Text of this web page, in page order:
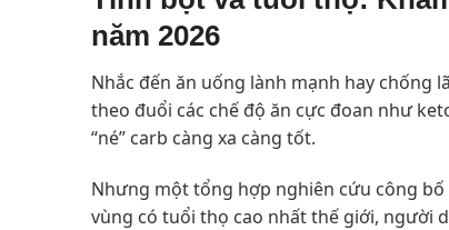
năm 2026
Nhắc đến ăn uống lành mạnh hay chống
theo đuổi các chế độ ăn cực đoan như
“né” carb càng xa càng tốt.
Nhưng một tổng hợp nghiên cứu công
vùng có tuổi thọ cao nhất thế giới, người